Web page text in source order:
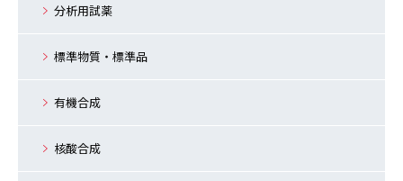
分析用試薬
標準物質・標準品
有機合成
核酸合成